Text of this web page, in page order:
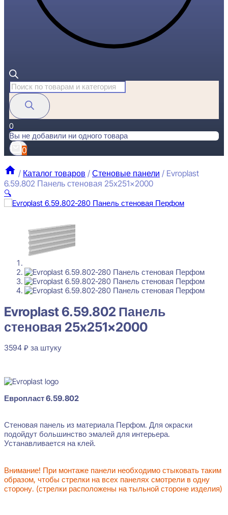
Поиск
товаров
0
Вы не добавили ни одного товара
0
/ Каталог товаров / Стеновые панели / Evroplast
6.59.802 Панель стеновая 25x251x2000
🔍
Evroplast 6.59.802 Панель стеновая 25x251x2000
₽ за штуку
Перейти в избранное Закрыть
Evroplast 6.59.802 Панель
стеновая 25x251x2000
3594 ₽ за штуку
Европласт 6.59.802
Стеновая панель из материала Перфом. Для окраски
подойдут большинство эмалей для интерьера.
Устанавливается на клей.
Внимание! При монтаже панели необходимо стыковать таким
образом, чтобы стрелки на всех панелях смотрели в одну
сторону. (стрелки расположены на тыльной стороне изделия)